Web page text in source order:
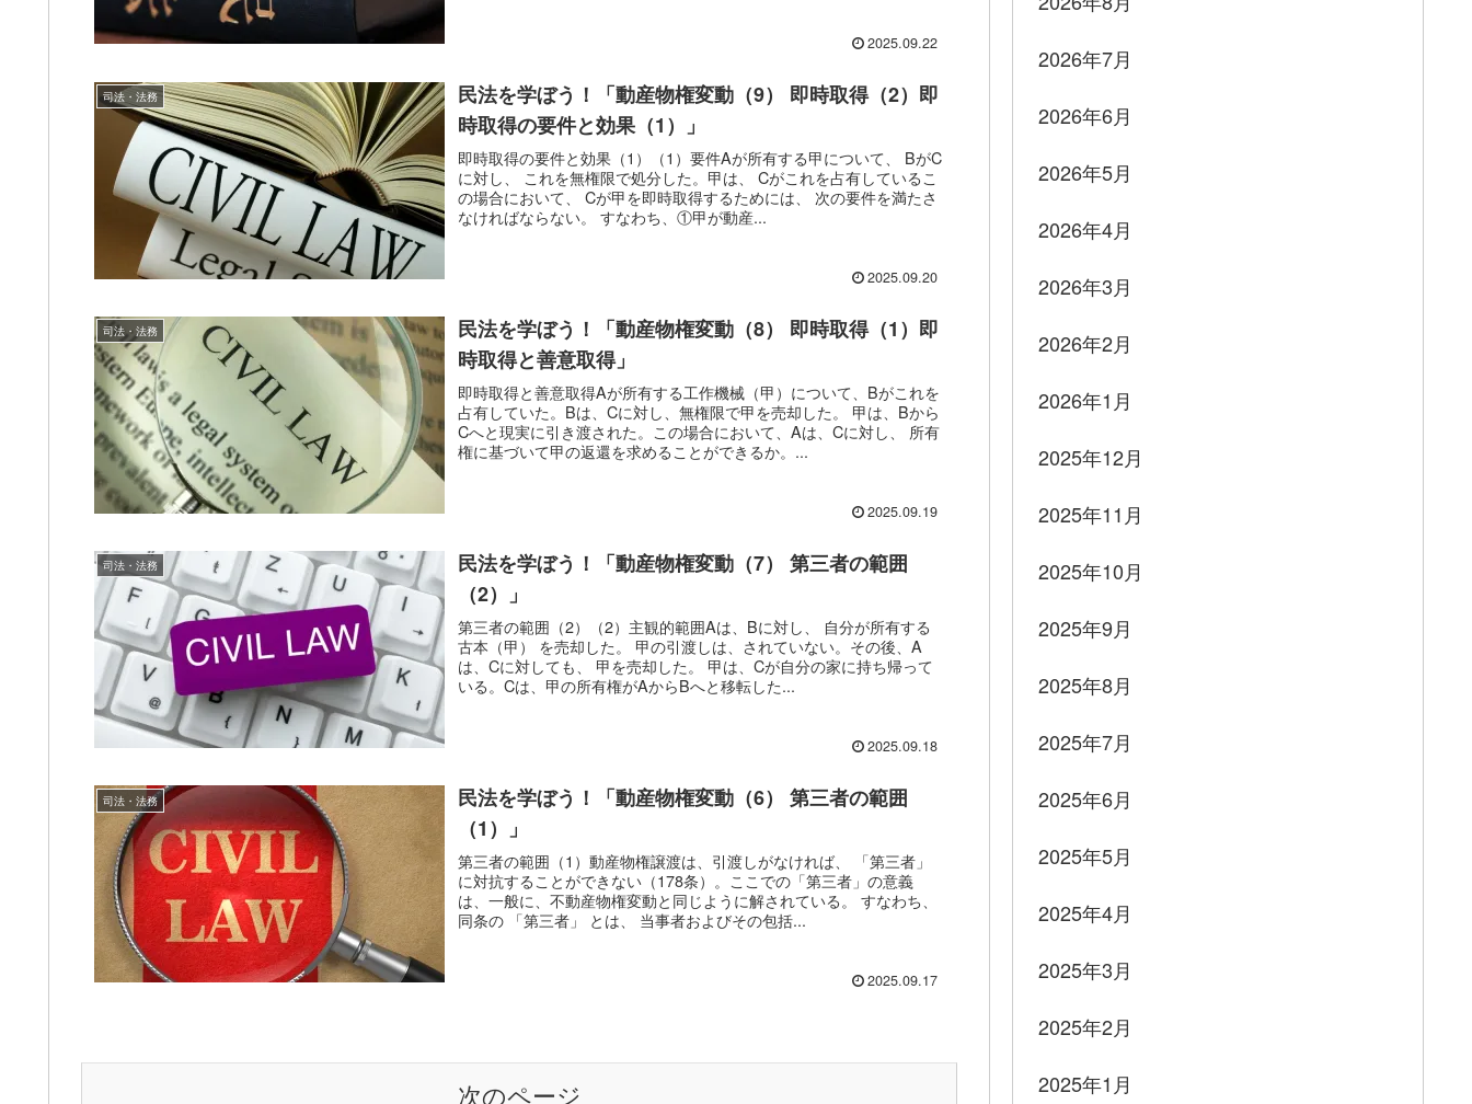
2025.09.22
司法・法務
民法を学ぼう！「動産物権変動（9） 即時取得（2）即
時取得の要件と効果（1）」
即時取得の要件と効果（1）（1）要件Aが所有する甲について、 BがC
に対し、 これを無権限で処分した。甲は、 Cがこれを占有しているこ
の場合において、 Cが甲を即時取得するためには、 次の要件を満たさ
なければならない。 すなわち、①甲が動産...
2025.09.20
司法・法務
民法を学ぼう！「動産物権変動（8） 即時取得（1）即
時取得と善意取得」
即時取得と善意取得Aが所有する工作機械（甲）について、Bがこれを
占有していた。Bは、Cに対し、無権限で甲を売却した。 甲は、Bから
Cへと現実に引き渡された。この場合において、Aは、Cに対し、 所有
権に基づいて甲の返還を求めることができるか。...
2025.09.19
司法・法務
民法を学ぼう！「動産物権変動（7） 第三者の範囲
（2）」
第三者の範囲（2）（2）主観的範囲Aは、Bに対し、 自分が所有する
古本（甲） を売却した。 甲の引渡しは、されていない。その後、A
は、Cに対しても、 甲を売却した。 甲は、Cが自分の家に持ち帰って
いる。Cは、甲の所有権がAからBへと移転した...
2025.09.18
司法・法務
民法を学ぼう！「動産物権変動（6） 第三者の範囲
（1）」
第三者の範囲（1）動産物権譲渡は、引渡しがなければ、 「第三者」
に対抗することができない（178条）。ここでの「第三者」の意義
は、一般に、不動産物権変動と同じように解されている。 すなわち、
同条の 「第三者」 とは、 当事者およびその包括...
2025.09.17
次のページ
2026年7月
2026年6月
2026年5月
2026年4月
2026年3月
2026年2月
2026年1月
2025年12月
2025年11月
2025年10月
2025年9月
2025年8月
2025年7月
2025年6月
2025年5月
2025年4月
2025年3月
2025年2月
2025年1月